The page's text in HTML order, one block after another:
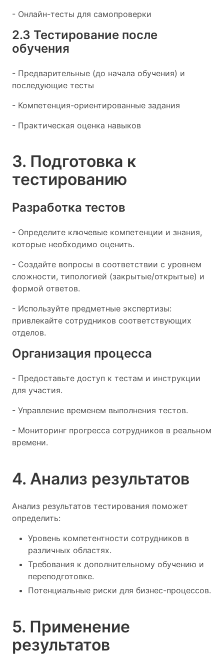
- Онлайн-тесты для самопроверки
2.3 Тестирование после
обучения
- Предварительные (до начала обучения) и
последующие тесты
- Компетенция-ориентированные задания
- Практическая оценка навыков
3. Подготовка к
тестированию
Разработка тестов
- Определите ключевые компетенции и знания,
которые необходимо оценить.
- Создайте вопросы в соответствии с уровнем
сложности, типологией (закрытые/открытые) и
формой ответов.
- Используйте предметные экспертизы:
привлекайте сотрудников соответствующих
отделов.
Организация процесса
- Предоставьте доступ к тестам и инструкции
для участия.
- Управление временем выполнения тестов.
- Мониторинг прогресса сотрудников в реальном
времени.
4. Анализ результатов
Анализ результатов тестирования поможет
определить:
Уровень компетентности сотрудников в
различных областях.
Требования к дополнительному обучению и
переподготовке.
Потенциальные риски для бизнес-процессов.
5. Применение
результатов